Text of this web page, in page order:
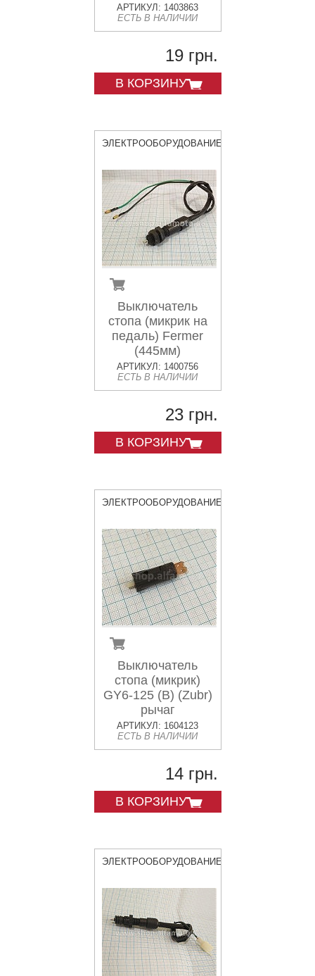
АРТИКУЛ: 1403863
ЕСТЬ В НАЛИЧИИ
19 грн.
В КОРЗИНУ
ЭЛЕКТРООБОРУДОВАНИЕ
Выключатель
стопа (микрик на
педаль) Fermer
(445мм)
АРТИКУЛ: 1400756
ЕСТЬ В НАЛИЧИИ
23 грн.
В КОРЗИНУ
ЭЛЕКТРООБОРУДОВАНИЕ
Выключатель
стопа (микрик)
GY6-125 (B) (Zubr)
рычаг
АРТИКУЛ: 1604123
ЕСТЬ В НАЛИЧИИ
14 грн.
В КОРЗИНУ
ЭЛЕКТРООБОРУДОВАНИЕ